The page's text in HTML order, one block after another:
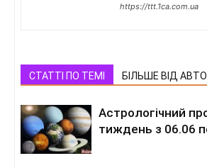
https://ttt.1ca.com.ua
СТАТТІ ПО ТЕМІ БІЛЬШЕ ВІД
Астрологічний
тиждень з 06.06